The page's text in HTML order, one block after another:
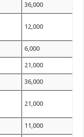
36,000
12,000
6,000
21,000
36,000
21,000
11,000